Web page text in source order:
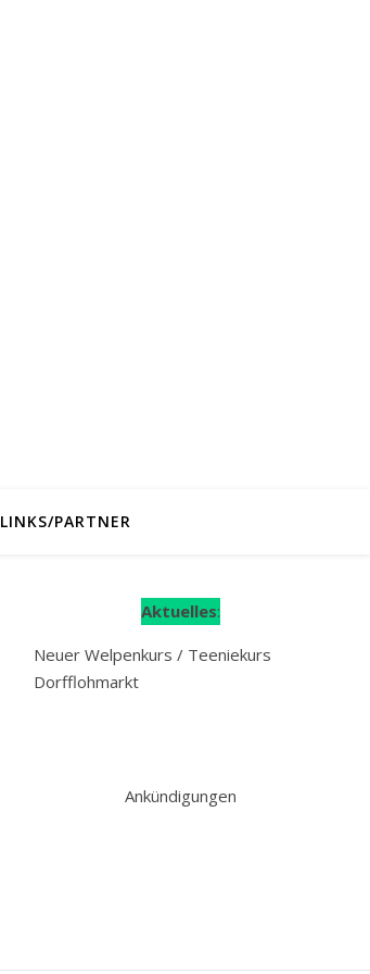
LINKS/PARTNER
Aktuelles:
Neuer Welpenkurs / Teeniekurs
Dorfflohmarkt
Ankündigungen